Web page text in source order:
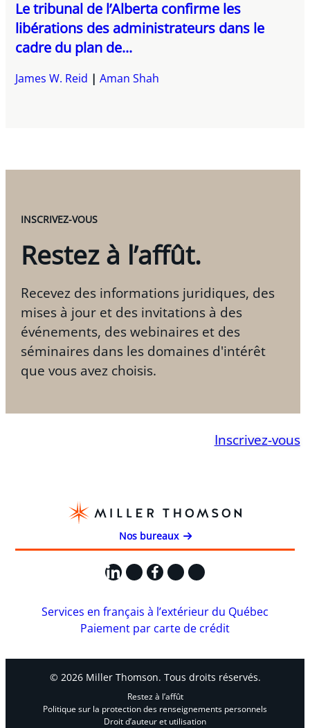
Le tribunal de l’Alberta confirme les
libérations des administrateurs dans le
cadre du plan de...
James W. Reid Aman Shah
INSCRIVEZ-VOUS
Restez à l’affût.
Recevez des informations juridiques, des
mises à jour et des invitations à des
événements, des webinaires et des
séminaires dans les domaines d'intérêt
que vous avez choisis.
Inscrivez-vous
Nos bureaux
LinkedIn
X Facebook
Instagram
YouTube
Services en français à l’extérieur du Québec
Paiement par carte de crédit
© 2026 Miller Thomson. Tous droits réservés.
Restez à l’affût
Politique sur la protection des renseignements personnels
Droit d’auteur et utilisation